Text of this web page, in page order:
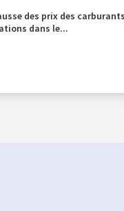
des prix des
dans le...